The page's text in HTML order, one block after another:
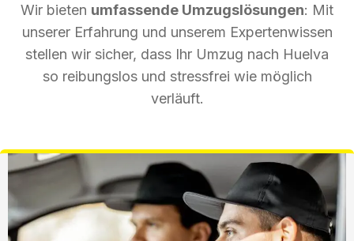
Wir bieten umfassende Umzugslösungen: Mit
unserer Erfahrung und unserem Expertenwissen
stellen wir sicher, dass Ihr Umzug nach Huelva
so reibungslos und stressfrei wie möglich
verläuft.